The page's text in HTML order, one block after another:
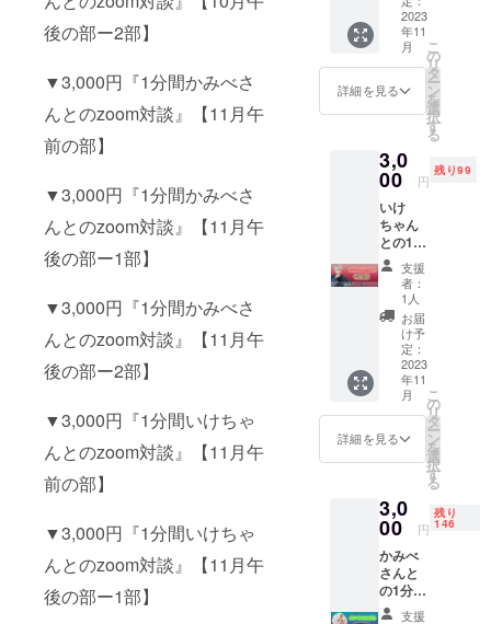
後の部ー2部】
▼3,000円『1分間かみべさ
んとのzoom対談』【11月午
前の部】
▼3,000円『1分間かみべさ
んとのzoom対談』【11月午
後の部ー1部】
▼3,000円『1分間かみべさ
んとのzoom対談』【11月午
後の部ー2部】
▼3,000円『1分間いけちゃ
んとのzoom対談』【11月午
前の部】
▼3,000円『1分間いけちゃ
んとのzoom対談』【11月午
後の部ー1部】
て支援
が可能
となっ
ており
ます。
(例)
3000円
×10個支
援＝10
分間対
談 ☆備
考欄に
ZOOM
のユー
ザー名
を記入
してく
ださ
い。
2023
年11
月
詳細を見る
こ
の
リ
タ
ー
ン
を
選
択
す
る
3,0
00 円
残り99
いけ
ちゃん
との1分
間の対
談【11
月午後
の部ー1
部】 ※
重複し
て支援
が可能
となっ
ており
ます。
(例)
3000円
×10個支
援＝10
分間対
談 ☆備
考欄に
ZOOM
のユー
ザー名
支援
者：
1人
お届
け予
定：
2023
年11
月
詳細を見る
こ
の
リ
タ
ー
ン
を
選
択
す
る
3,0
00 円
残り
146
かみべ
さんと
の1分間
の対談
支援